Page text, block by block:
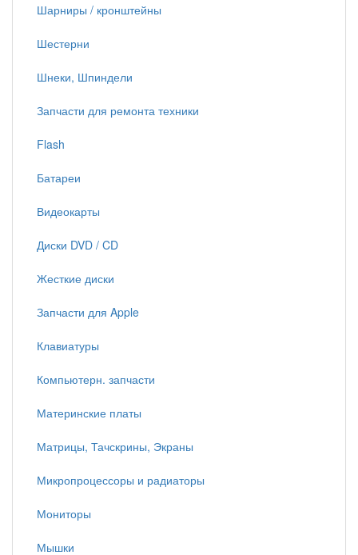
Шарниры / кронштейны
Шестерни
Шнеки, Шпиндели
Запчасти для ремонта техники
Flash
Батареи
Видеокарты
Диски DVD / CD
Жесткие диски
Запчасти для Apple
Клавиатуры
Компьютерн. запчасти
Материнские платы
Матрицы, Тачскрины, Экраны
Микропроцессоры и радиаторы
Мониторы
Мышки